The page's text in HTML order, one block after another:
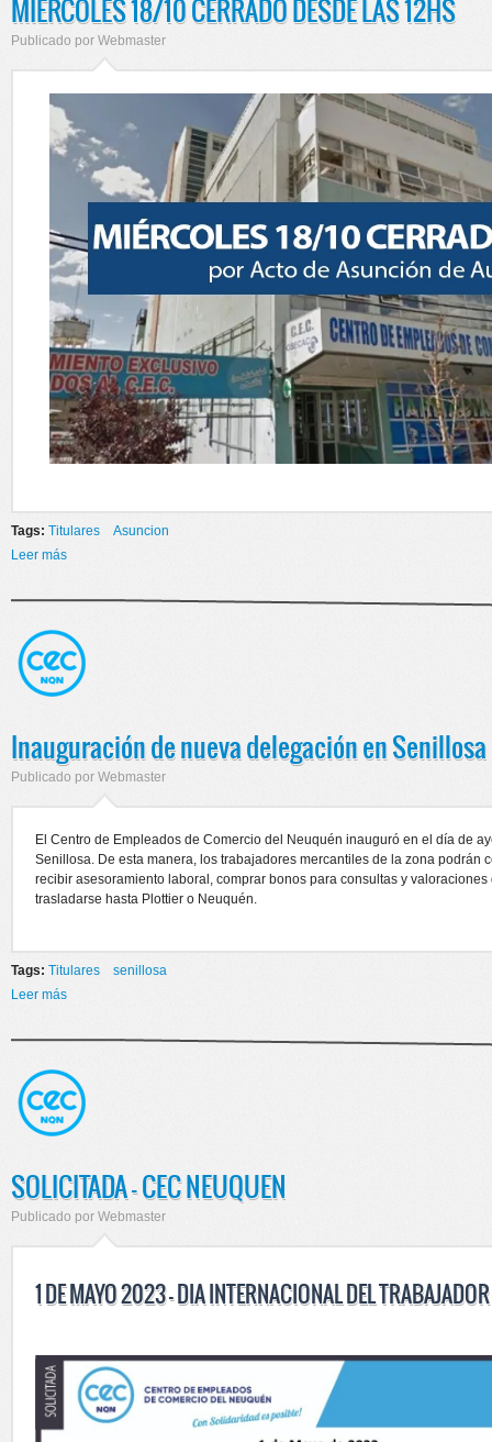
MIERCOLES 18/10 CERRADO DESDE LAS 12HS
Publicado por Webmaster
Tags: Titulares
Asuncion
Leer más
Inauguración de nueva delegación en Senillosa
Publicado por Webmaster
El Centro de Empleados de Comercio del Neuquén inauguró en el día de
Senillosa. De esta manera, los trabajadores mercantiles de la zona podrán
recibir asesoramiento laboral, comprar bonos para consultas y
trasladarse hasta Plottier o Neuquén.
Tags: Titulares
senillosa
Leer más
SOLICITADA - CEC NEUQUEN
Publicado por Webmaster
1 DE MAYO 2023 - DIA INTERNACIONAL DEL TRABAJADOR